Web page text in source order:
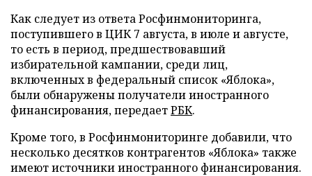
Как следует из ответа Росфинмониторинга,
поступившего в ЦИК 7 августа, в июле и августе,
то есть в период, предшествовавший
избирательной кампании, среди лиц,
включенных в федеральный список «Яблока»,
были обнаружены получатели иностранного
финансирования, передаетРБК.
Кроме того, в Росфинмониторинге добавили, что
несколько десятков контрагентов «Яблока» также
имеют источники иностранного финансирования.